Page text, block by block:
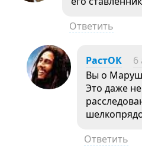
Ответить
РастОК 6
Вы о
Это даже
Ответить